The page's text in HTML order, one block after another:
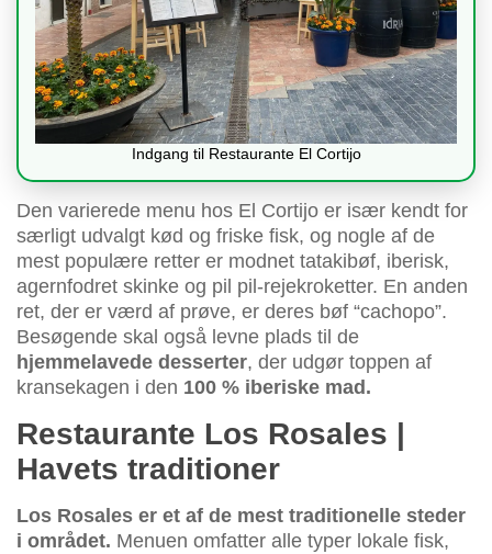
Indgang til Restaurante El Cortijo
Den varierede menu hos El Cortijo er især kendt for
særligt udvalgt kød og friske fisk, og nogle af de
mest populære retter er modnet tatakibøf, iberisk,
agernfodret skinke og pil pil-rejekroketter. En anden
ret, der er værd af prøve, er deres bøf “cachopo”.
Besøgende skal også levne plads til de
hjemmelavede desserter, der udgør toppen af
kransekagen i den 100 % iberiske mad.
Restaurante Los Rosales |
Havets traditioner
Los Rosales er et af de mest traditionelle steder
i området. Menuen omfatter alle typer lokale fisk,